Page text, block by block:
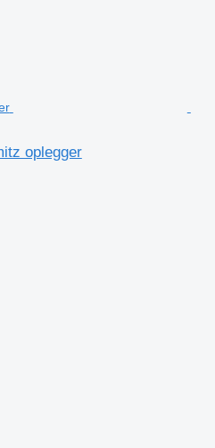
oplegger